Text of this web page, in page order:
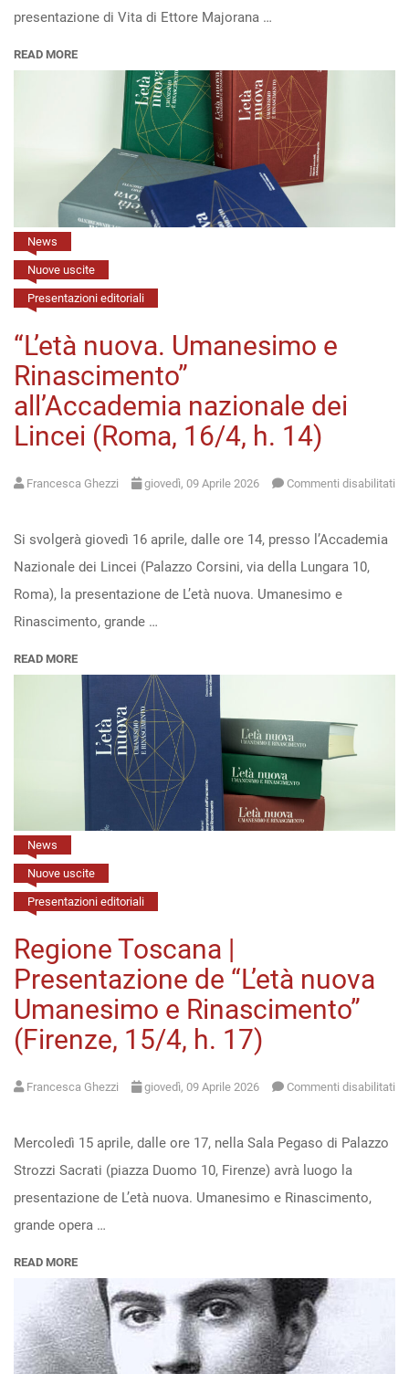
Majorana”
Biblioteca
16:00)
presentazione di Vita di Ettore Majorana …
READ MORE
News
Nuove uscite
Presentazioni editoriali
“L’età nuova. Umanesimo e
Rinascimento”
all’Accademia nazionale dei
Lincei (Roma, 16/4, h. 14)
Francesca Ghezzi giovedì, 09 Aprile 2026
Commenti disabilitati
“L’età
nuova.
Umanesimo
e
all’Accademia
h.
14)
Si svolgerà giovedì 16 aprile, dalle ore 14, presso l’Accademia
Nazionale dei Lincei (Palazzo Corsini, via della Lungara 10,
Roma), la presentazione de L’età nuova. Umanesimo e
Rinascimento, grande …
READ MORE
News
Nuove uscite
Presentazioni editoriali
Regione Toscana |
Presentazione de “L’età nuova
Umanesimo e Rinascimento”
(Firenze, 15/4, h. 17)
Francesca Ghezzi giovedì, 09 Aprile 2026
Commenti disabilitati
Regione
Toscana
|
Presentazione
Umanesimo
e
Mercoledì 15 aprile, dalle ore 17, nella Sala Pegaso di Palazzo
Strozzi Sacrati (piazza Duomo 10, Firenze) avrà luogo la
presentazione de L’età nuova. Umanesimo e Rinascimento,
grande opera …
READ MORE